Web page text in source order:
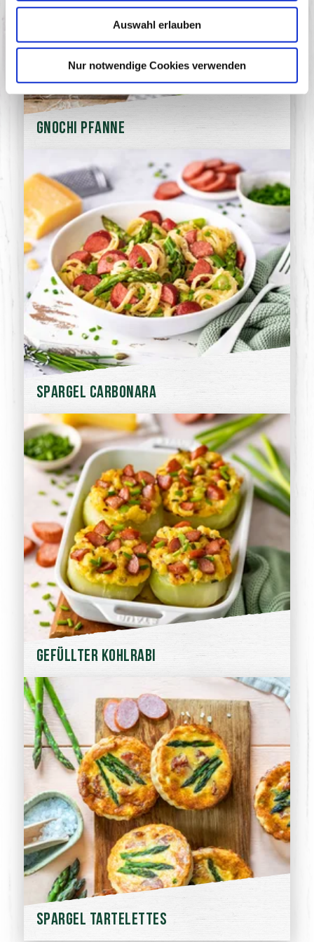
Auswahl erlauben
Nur notwendige Cookies verwenden
Gnochi Pfanne
Spargel Carbonara
Gefüllter Kohlrabi
Spargel Tartelettes